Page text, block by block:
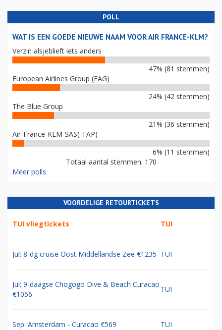
POLL
WAT IS EEN GOEDE NIEUWE NAAM VOOR AIR FRANCE-KLM?
Verzin alsjeblieft iets anders
47% (81 stemmen)
European Airlines Group (EAG)
24% (42 stemmen)
The Blue Group
21% (36 stemmen)
Air-France-KLM-SAS(-TAP)
6% (11 stemmen)
Totaal aantal stemmen: 170
Meer polls
VOORDELIGE RETOURTICKETS
TUI vliegtickets TUI
Jul: 8-dg cruise Oost Middellandse Zee €1235 TUI
Jul: 9-daagse Chogogo Dive & Beach Curacao
€1056
TUI
Sep: Amsterdam - Curacao €569 TUI